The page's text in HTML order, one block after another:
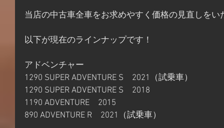
当店の中古車全車をお求めやすく価格の見直しをい
以下が現在のラインナップです！
アドベンチャー
1290 SUPER ADVENTURE S　2021（試乗車）
1290 SUPER ADVENTURE S　2018
1190 ADVENTURE　2015
890 ADVENTURE R　2021（試乗車）